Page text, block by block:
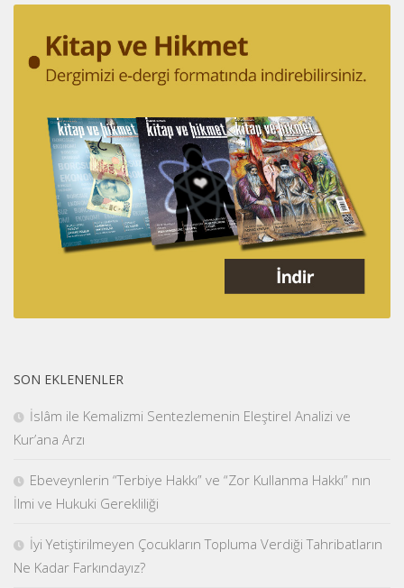
SON EKLENENLER
İslâm ile Kemalizmi Sentezlemenin Eleştirel Analizi ve
Kur’ana Arzı
Ebeveynlerin “Terbiye Hakkı” ve “Zor Kullanma Hakkı” nın
İlmi ve Hukuki Gerekliliği
İyi Yetiştirilmeyen Çocukların Topluma Verdiği Tahribatların
Ne Kadar Farkındayız?